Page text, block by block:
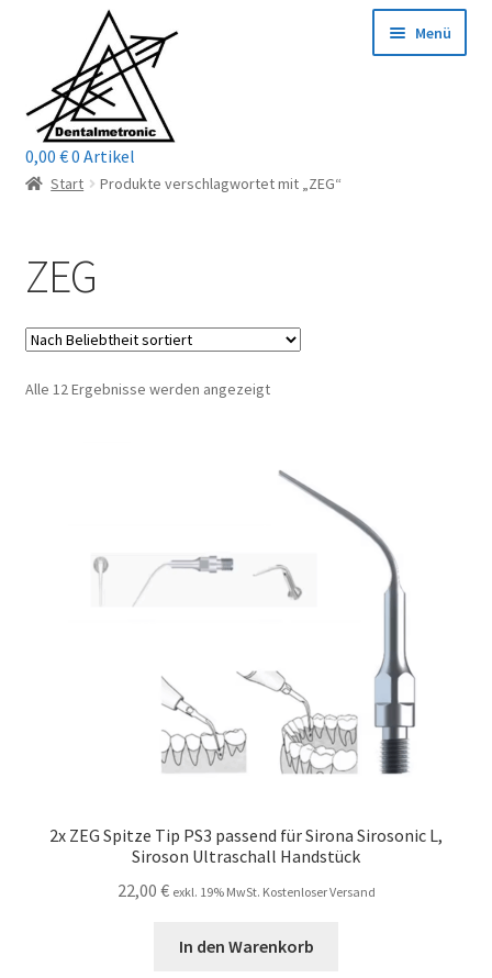
Navigation
springen
springen
Menü
Home
Mein Konto / Login
Kontakt
Reparaturservice
Warenkorb
0,00 €0 Artikel
Start Produkte verschlagwortet mit „ZEG“
ZEG
Alle 12 Ergebnisse werden angezeigtNach
2x ZEG Spitze Tip PS3 passend für Sirona Sirosonic L,
Siroson Ultraschall Handstück
22,00 € exkl. 19% MwSt. Kostenloser Versand
In den Warenkorb